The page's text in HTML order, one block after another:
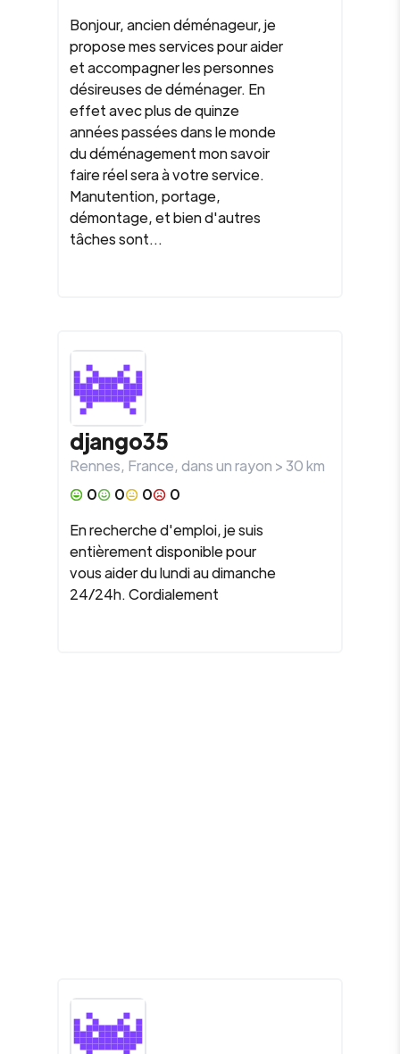
Bonjour, ancien déménageur, je
propose mes services pour aider
et accompagner les personnes
désireuses de déménager. En
effet avec plus de quinze
années passées dans le monde
du déménagement mon savoir
faire réel sera à votre service.
Manutention, portage,
démontage, et bien d'autres
tâches sont...
django35
Rennes, France, dans un rayon >30km
0
0 0
0
En recherche d'emploi, je suis
entièrement disponible pour
vous aider du lundi au dimanche
24/24h. Cordialement